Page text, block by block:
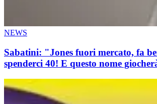
NEWS
Sabatini: "Jones fuori mercato, fa
spenderci 40! E questo nome